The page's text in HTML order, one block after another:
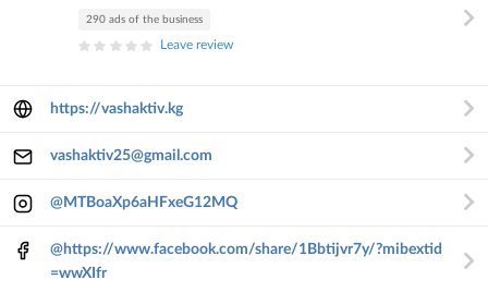
290 ads of the business
Leave review
https://vashaktiv.kg
vashaktiv25@gmail.com
@MTBoaXp6aHFxeG12MQ
@https://www.facebook.com/share/1Bbtijvr7y/?mibextid
=wwXIfr